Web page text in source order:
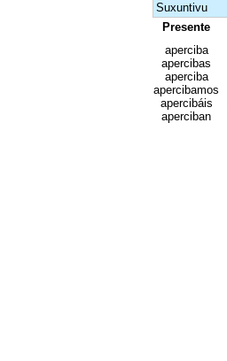
Suxuntivu
Presente
aperciba
apercibas
aperciba
apercibamos
apercibáis
aperciban